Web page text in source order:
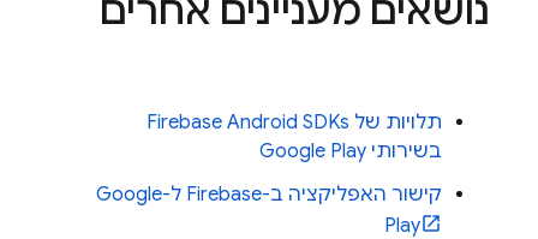
נושאים מעניינים אחרים
תלויות של Firebase Android SDKs
בשירותי Google Play
קישור האפליקציה ב-Firebase ל-Google
Play